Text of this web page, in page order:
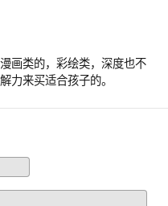
画类的，彩绘类，深度也不
力来买适合孩子的。